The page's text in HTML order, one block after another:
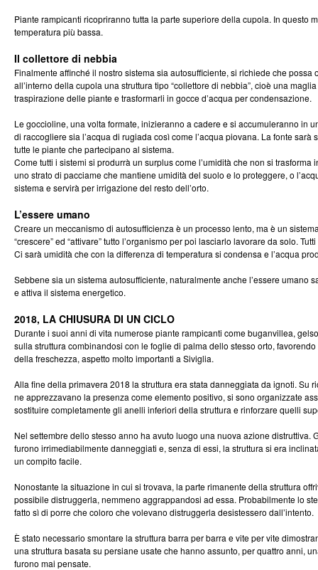
Piante rampicanti ricopriranno tutta la parte superiore della cupola. In questo
temperatura più bassa.
Il collettore di nebbia
Finalmente affinché il nostro sistema sia autosufficiente, si richiede che
all’interno della cupola una struttura tipo “collettore di nebbia”, cioè una
traspirazione delle piante e trasformarli in gocce d’acqua per condensazione.
Le goccioline, una volta formate, inizieranno a cadere e si accumuleranno in
di raccogliere sia l’acqua di rugiada così come l’acqua piovana. La fonte
tutte le piante che partecipano al sistema.
Come tutti i sistemi si produrrà un surplus come l’umidità che non si
uno strato di pacciame che mantiene umidità del suolo e lo proteggere, o
sistema e servirà per irrigazione del resto dell’orto.
L’essere umano
Creare un meccanismo di autosufficienza è un processo lento, ma è un
“crescere” ed “attivare” tutto l’organismo per poi lasciarlo lavorare da solo.
Ci sarà umidità che con la differenza di temperatura si condensa e l’acqua
Sebbene sia un sistema autosufficiente, naturalmente anche l’essere
e attiva il sistema energetico.
2018, LA CHIUSURA DI UN CICLO
Durante i suoi anni di vita numerose piante rampicanti come buganvillea,
sulla struttura combinandosi con le foglie di palma dello stesso orto,
della freschezza, aspetto molto importanti a Siviglia.
Alla fine della primavera 2018 la struttura era stata danneggiata da ignoti. Su
ne apprezzavano la presenza come elemento positivo, si sono organizzate
sostituire completamente gli anelli inferiori della struttura e rinforzare quelli
Nel settembre dello stesso anno ha avuto luogo una nuova azione distruttiva.
furono irrimediabilmente danneggiati e, senza di essi, la struttura si era
un compito facile.
Nonostante la situazione in cui si trovava, la parte rimanente della struttura
possibile distruggerla, nemmeno aggrappandosi ad essa. Probabilmente lo
fatto sì di porre che coloro che volevano distruggerla desistessero dall’intento.
È stato necessario smontare la struttura barra per barra e vite per vite
una struttura basata su persiane usate che hanno assunto, per quattro anni,
furono mai pensate.